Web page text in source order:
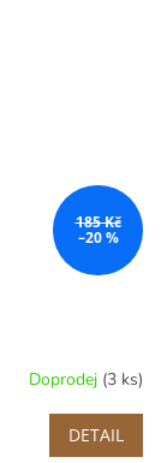
185 Kč
–20 %
Doprodej (3 ks)
DETAIL